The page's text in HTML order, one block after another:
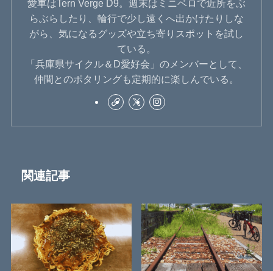
愛車はTern Verge D9。週末はミニベロで近所をぶ
らぶらしたり、輪行で少し遠くへ出かけたりしな
がら、気になるグッズや立ち寄りスポットを試し
ている。
「兵庫県サイクル＆D愛好会」のメンバーとして、
仲間とのポタリングも定期的に楽しんでいる。
関連記事